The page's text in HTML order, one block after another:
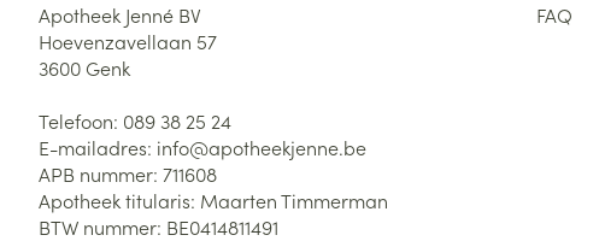
Apotheek Jenné BV
Hoevenzavellaan 57
3600 Genk
Telefoon: 089 38 25 24
E-mailadres: info@apotheekjenne.be
APB nummer: 711608
Apotheek titularis: Maarten Timmerman
BTW nummer: BE0414811491
FAQ